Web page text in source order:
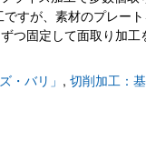
すが、素材のプレー
固定して面取り加工
・バリ」 , 切削加工：